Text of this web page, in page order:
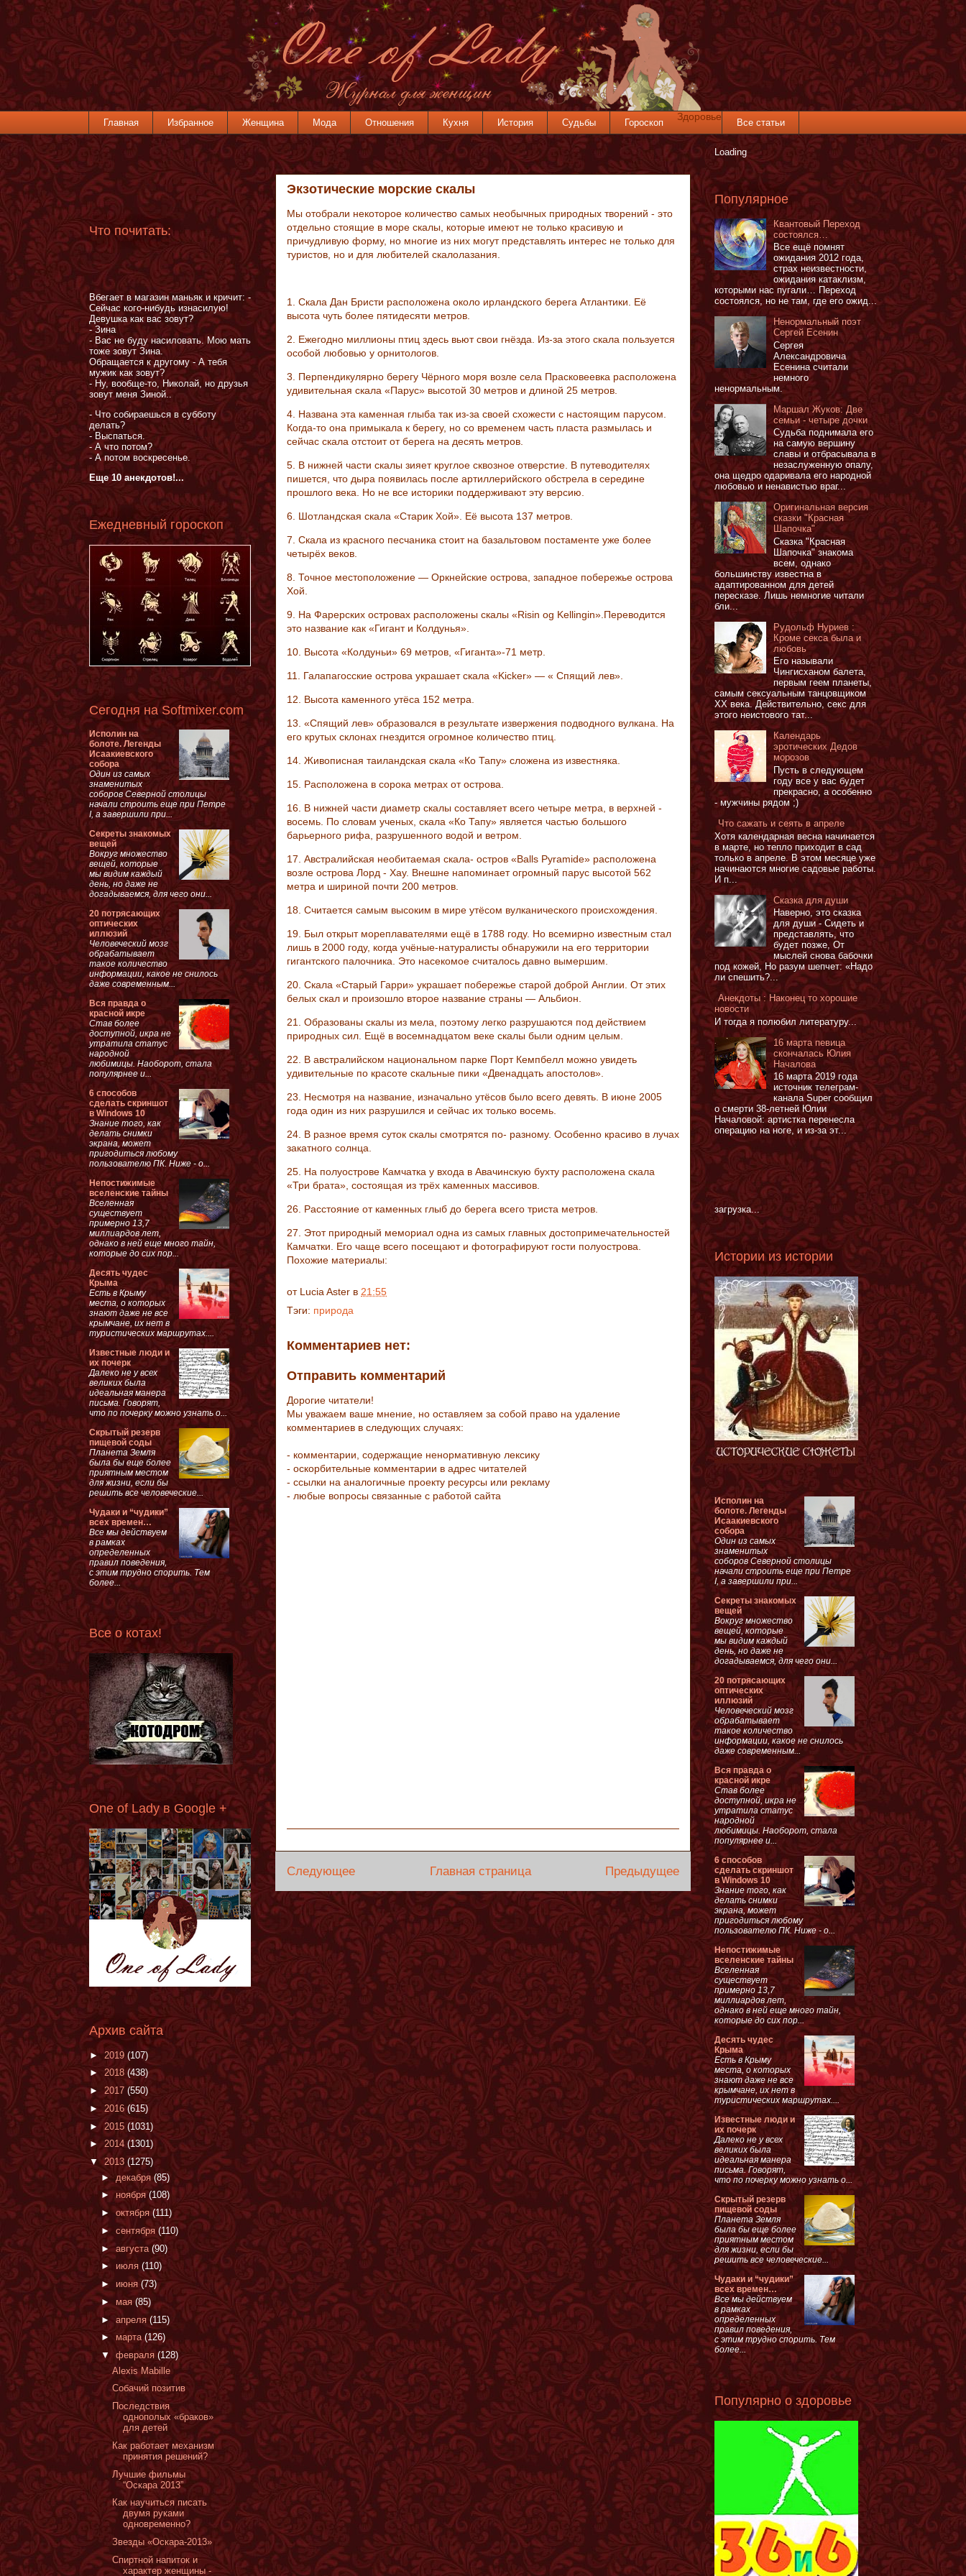
Главная Избранное Женщина Мода Отношения Кухня История Судьбы Гороскоп
Здоровье
Все статьи
Экзотические морские скалы
Мы отобрали некоторое количество самых необычных природных творений - это
отдельно стоящие в море скалы, которые имеют не только красивую и
причудливую форму, но многие из них могут представлять интерес не только для
туристов, но и для любителей скалолазания.
1. Скала Дан Бристи расположена около ирландского берега Атлантики. Её
высота чуть более пятидесяти метров.
2. Ежегодно миллионы птиц здесь вьют свои гнёзда. Из-за этого скала пользуется
особой любовью у орнитологов.
3. Перпендикулярно берегу Чёрного моря возле села Прасковеевка расположена
удивительная скала «Парус» высотой 30 метров и длиной 25 метров.
4. Названа эта каменная глыба так из-за своей схожести с настоящим парусом.
Когда-то она примыкала к берегу, но со временем часть пласта размылась и
сейчас скала отстоит от берега на десять метров.
5. В нижней части скалы зияет круглое сквозное отверстие. В путеводителях
пишется, что дыра появилась после артиллерийского обстрела в середине
прошлого века. Но не все историки поддерживают эту версию.
6. Шотландская скала «Старик Хой». Её высота 137 метров.
7. Скала из красного песчаника стоит на базальтовом постаменте уже более
четырёх веков.
8. Точное местоположение — Оркнейские острова, западное побережье острова
Хой.
9. На Фарерских островах расположены скалы «Risin og Kellingin».Переводится
это название как «Гигант и Колдунья».
10. Высота «Колдуньи» 69 метров, «Гиганта»-71 метр.
11. Галапагосские острова украшает скала «Kicker» — « Спящий лев».
12. Высота каменного утёса 152 метра.
13. «Спящий лев» образовался в результате извержения подводного вулкана. На
его крутых склонах гнездится огромное количество птиц.
14. Живописная таиландская скала «Ко Тапу» сложена из известняка.
15. Расположена в сорока метрах от острова.
16. В нижней части диаметр скалы составляет всего четыре метра, в верхней -
восемь. По словам ученых, скала «Ко Тапу» является частью большого
барьерного рифа, разрушенного водой и ветром.
17. Австралийская необитаемая скала- остров «Balls Pyramide» расположена
возле острова Лорд - Хау. Внешне напоминает огромный парус высотой 562
метра и шириной почти 200 метров.
18. Считается самым высоким в мире утёсом вулканического происхождения.
19. Был открыт мореплавателями ещё в 1788 году. Но всемирно известным стал
лишь в 2000 году, когда учёные-натуралисты обнаружили на его территории
гигантского палочника. Это насекомое считалось давно вымершим.
20. Скала «Старый Гарри» украшает побережье старой доброй Англии. От этих
белых скал и произошло второе название страны — Альбион.
21. Образованы скалы из мела, поэтому легко разрушаются под действием
природных сил. Ещё в восемнадцатом веке скалы были одним целым.
22. В австралийском национальном парке Порт Кемпбелл можно увидеть
удивительные по красоте скальные пики «Двенадцать апостолов».
23. Несмотря на название, изначально утёсов было всего девять. В июне 2005
года один из них разрушился и сейчас их только восемь.
24. В разное время суток скалы смотрятся по- разному. Особенно красиво в лучах
закатного солнца.
25. На полуострове Камчатка у входа в Авачинскую бухту расположена скала
«Три брата», состоящая из трёх каменных массивов.
26. Расстояние от каменных глыб до берега всего триста метров.
27. Этот природный мемориал одна из самых главных достопримечательностей
Камчатки. Его чаще всего посещают и фотографируют гости полуострова.
Похожие материалы:
от Lucia Aster в 21:55
Тэги: природа
Комментариев нет:
Отправить комментарий
Дорогие читатели!
Мы уважаем ваше мнение, но оставляем за собой право на удаление
комментариев в следующих случаях:
- комментарии, содержащие ненормативную лексику
- оскорбительные комментарии в адрес читателей
- ссылки на аналогичные проекту ресурсы или рекламу
- любые вопросы связанные с работой сайта
Следующее Предыдущее
Главная страница
Что почитать:
Вбегает в магазин маньяк и кричит: -
Сейчас кого-нибудь изнасилую!
Девушка как вас зовут?
- Зина
- Вас не буду насиловать. Мою мать
тоже зовут Зина.
Обращается к другому - А тебя
мужик как зовут?
- Ну, вообще-то, Николай, но друзья
зовут меня Зиной..
- Что собираешься в субботу
делать?
- Выспаться.
- А что потом?
- А потом воскресенье.
Еще 10 анекдотов!...
Ежедневный гороскоп
Сегодня на Softmixer.com
Исполин на
болоте. Легенды
Исаакиевского
собора
Один из самых
знаменитых
соборов Северной столицы
начали строить еще при Петре
I, а завершили при...
Секреты знакомых
вещей
Вокруг множество
вещей, которые
мы видим каждый
день, но даже не
догадываемся, для чего они...
20 потрясающих
оптических
иллюзий
Человеческий мозг
обрабатывает
такое количество
информации, какое не снилось
даже современным...
Вся правда о
красной икре
Став более
доступной, икра не
утратила статус
народной
любимицы. Наоборот, стала
популярнее и...
6 способов
сделать скриншот
в Windows 10
Знание того, как
делать снимки
экрана, может
пригодиться любому
пользователю ПК. Ниже - о...
Непостижимые
вселенские тайны
Вселенная
существует
примерно 13,7
миллиардов лет,
однако в ней еще много тайн,
которые до сих пор...
Десять чудес
Крыма
Есть в Крыму
места, о которых
знают даже не все
крымчане, их нет в
туристических маршрутах....
Известные люди и
их почерк
Далеко не у всех
великих была
идеальная манера
письма. Говорят,
что по почерку можно узнать о...
Скрытый резерв
пищевой соды
Планета Земля
была бы еще более
приятным местом
для жизни, если бы
решить все человеческие...
Чудаки и “чудики”
всех времен…
Все мы действуем
в рамках
определенных
правил поведения,
с этим трудно спорить. Тем
более...
Все о котах!
One of Lady в Google +
Архив сайта
►2019 (107)
► 2018 (438)
► 2017 (550)
► 2016(615)
► 2015 (1031)
► 2014 (1301)
▼2013 (1275)
► декабря(85)
► ноября(108)
►октября (111)
► сентября (110)
►августа (90)
► июля (110)
► июня (73)
► мая (85)
► апреля (115)
► марта(126)
▼ февраля (128)
Alexis Mabille
Собачий позитив
Последствия
однополых «браков»
для детей
Как работает механизм
принятия решений?
Лучшие фильмы
“Оскара 2013”
Как научиться писать
двумя руками
одновременно?
Звезды «Оскара-2013»
Спиртной напиток и
характер женщины -
Loading
Популярное
Квантовый Переход
состоялся…
Все ещё помнят
ожидания 2012 года,
страх неизвестности,
ожидания катаклизм,
которыми нас пугали… Переход
состоялся, но не там, где его ожид...
Ненормальный поэт
Сергей Есенин
Сергея
Александровича
Есенина считали
немного
ненормальным.
Маршал Жуков: Две
семьи - четыре дочки
Судьба поднимала его
на самую вершину
славы и отбрасывала в
незаслуженную опалу,
она щедро одаривала его народной
любовью и ненавистью враг...
Оригинальная версия
сказки "Красная
Шапочка"
Сказка "Красная
Шапочка" знакома
всем, однако
большинству известна в
адаптированном для детей
пересказе. Лишь немногие читали
бли...
Рудольф Нуриев :
Кроме секса была и
любовь
Его называли
Чингисханом балета,
первым геем планеты,
самым сексуальным танцовщиком
XX века. Действительно, секс для
этого неистового тат...
Календарь
эротических Дедов
морозов
Пусть в следующем
году все у вас будет
прекрасно, а особенно
- мужчины рядом ;)
Что сажать и сеять в апреле
Хотя календарная весна начинается
в марте, но тепло приходит в сад
только в апреле. В этом месяце уже
начинаются многие садовые работы.
И п...
Сказка для души
Наверно, это сказка
для души - Сидеть и
представлять, что
будет позже, От
мыслей снова бабочки
под кожей, Но разум шепчет: «Надо
ли спешить?...
Анекдоты : Наконец то хорошие
новости
И тогда я полюбил литературу...
16 марта певица
скончалась Юлия
Началова
16 марта 2019 года
источник телеграм-
канала Super сообщил
о смерти 38-летней Юлии
Началовой: артистка перенесла
операцию на ноге, и из-за эт...
загрузка...
Истории из истории
Исполин на
болоте. Легенды
Исаакиевского
собора
Один из самых
знаменитых
соборов Северной столицы
начали строить еще при Петре
I, а завершили при...
Секреты знакомых
вещей
Вокруг множество
вещей, которые
мы видим каждый
день, но даже не
догадываемся, для чего они...
20 потрясающих
оптических
иллюзий
Человеческий мозг
обрабатывает
такое количество
информации, какое не снилось
даже современным...
Вся правда о
красной икре
Став более
доступной, икра не
утратила статус
народной
любимицы. Наоборот, стала
популярнее и...
6 способов
сделать скриншот
в Windows 10
Знание того, как
делать снимки
экрана, может
пригодиться любому
пользователю ПК. Ниже - о...
Непостижимые
вселенские тайны
Вселенная
существует
примерно 13,7
миллиардов лет,
однако в ней еще много тайн,
которые до сих пор...
Десять чудес
Крыма
Есть в Крыму
места, о которых
знают даже не все
крымчане, их нет в
туристических маршрутах....
Известные люди и
их почерк
Далеко не у всех
великих была
идеальная манера
письма. Говорят,
что по почерку можно узнать о...
Скрытый резерв
пищевой соды
Планета Земля
была бы еще более
приятным местом
для жизни, если бы
решить все человеческие...
Чудаки и “чудики”
всех времен…
Все мы действуем
в рамках
определенных
правил поведения,
с этим трудно спорить. Тем
более...
Популярно о здоровье